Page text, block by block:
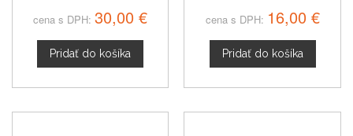
cena s DPH: 30,00 €
Pridať do košíka
cena s DPH: 16,00 €
Pridať do košíka